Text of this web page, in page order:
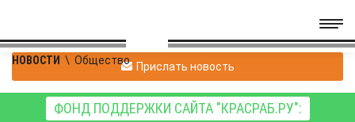
НОВОСТИ \ Общество Прислать новость
ФОНД ПОДДЕРЖКИ САЙТА "КРАСРАБ.РУ":